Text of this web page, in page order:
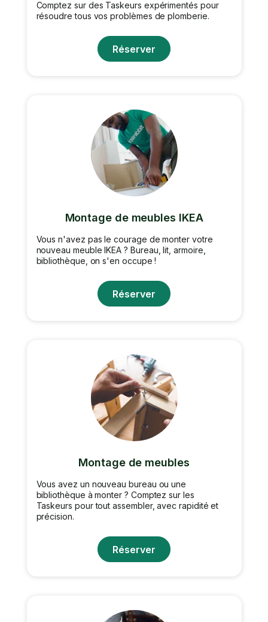
Comptez sur des Taskeurs expérimentés pour
résoudre tous vos problèmes de plomberie.
Réserver
Montage de meubles IKEA
Vous n'avez pas le courage de monter votre
nouveau meuble IKEA ? Bureau, lit, armoire,
bibliothèque, on s'en occupe !
Réserver
Montage de meubles
Vous avez un nouveau bureau ou une
bibliothèque à monter ? Comptez sur les
Taskeurs pour tout assembler, avec rapidité et
précision.
Réserver